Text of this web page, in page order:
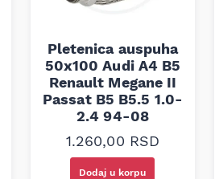
Pletenica auspuha
50x100 Audi A4 B5
Renault Megane II
Passat B5 B5.5 1.0-
2.4 94-08
1.260,00 RSD
Dodaj u korpu